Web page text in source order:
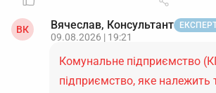
ВК Вячеслав, Консультант
09.08.2026 | 19:21
Комунальне підприємство
підприємство, яке належить